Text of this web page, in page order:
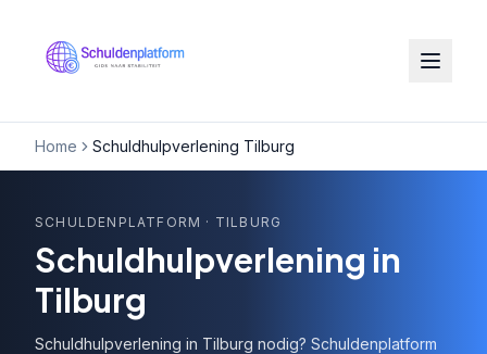
Home Schuldhulpverlening Tilburg
SCHULDENPLATFORM · TILBURG
Schuldhulpverlening in
Tilburg
Schuldhulpverlening in Tilburg nodig? Schuldenplatform